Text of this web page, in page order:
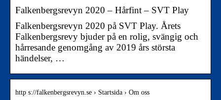
Falkenbergsrevyn 2020 – Hårfint – SVT Play
Falkenbergsrevyn 2020 på SVT Play. Årets
Falkenbergsrevy bjuder på en rolig, svängig och
hårresande genomgång av 2019 års största
händelser, …
http s://falkenbergsrevyn.se › Startsida › Om oss